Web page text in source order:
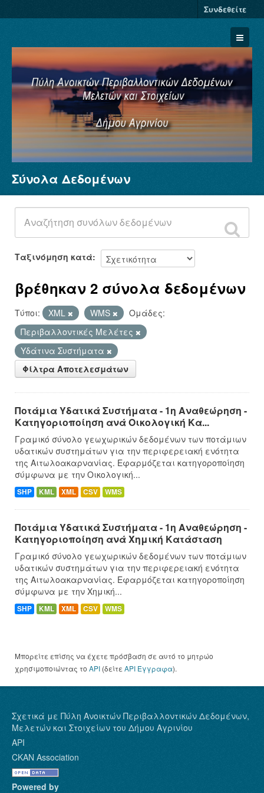
Συνδεθείτε
Σύνολα Δεδομένων
Φορείς
Ομάδες
Σχετικά
Σύνολα Δεδομένων
Ταξινόμηση κατά
βρέθηκαν 2 σύνολα δεδομένων
Τύποι: XML WMS
Ομάδες:
Περιβαλλοντικές Μελέτες
Υδάτινα Συστήματα
Φίλτρα Αποτελεσμάτων
Ποτάμια Υδατικά Συστήματα - 1η Αναθεώρηση -
Κατηγοριοποίηση ανά Οικολογική Κα...
Γραμικό σύνολο γεωχωρικών δεδομένων των ποτάμιων
υδατικών συστημάτων για την περιφερειακή ενότητα
της Αιτωλοακαρνανίας. Εφαρμόζεται κατηγοροποίηση
σύμφωνα με την Οικολογική...
SHP KML XML CSV WMS
Ποτάμια Υδατικά Συστήματα - 1η Αναθεώρηση -
Κατηγοριοποίηση ανά Χημική Κατάσταση
Γραμικό σύνολο γεωχωρικών δεδομένων των ποτάμιων
υδατικών συστημάτων για την περιφερειακή ενότητα
της Αιτωλοακαρνανίας. Εφαρμόζεται κατηγοροποίηση
σύμφωνα με την Χημική...
SHP KML XML CSV WMS
Μπορείτε επίσης να έχετε πρόσβαση σε αυτό το μητρώο
χρησιμοποιώντας το API (δείτε API Έγγραφα).
Σχετικά με Πύλη Ανοικτών Περιβαλλοντικών Δεδομένων,
Μελετών και Στοιχείων του Δήμου Αγρινίου
API
CKAN Association
Powered by